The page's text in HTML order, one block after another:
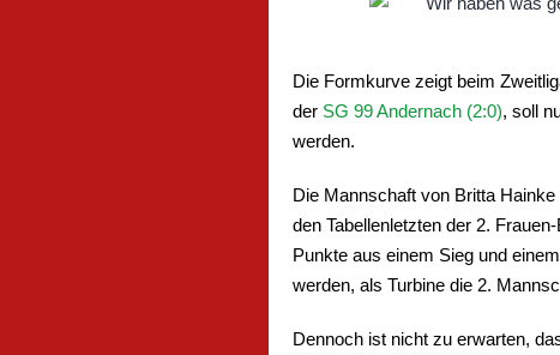
Die Formkurve zeigt beim
der SG 99 Andernach (2:0), soll
werden.
Die Mannschaft von Britta
den Tabellenletzten der 2.
Punkte aus einem Sieg und
werden, als Turbine die 2.
Dennoch ist nicht zu erwarten,